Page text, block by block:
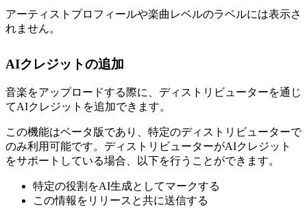
アーティストプロフィールや楽曲レベルのラベルには表示さ
れません。
AIクレジットの追加
音楽をアップロードする際に、ディストリビューターを通じ
てAIクレジットを追加できます。
この機能はベータ版であり、特定のディストリビューターで
のみ利用可能です。ディストリビューターがAIクレジット
をサポートしている場合、以下を行うことができます。
特定の役割をAI生成としてマークする
この情報をリリースと共に送信する